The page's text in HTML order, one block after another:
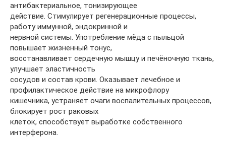
антибактериальное, тонизирующее
действие. Стимулирует регенерационные процессы,
работу иммунной, эндокринной и
нервной системы. Употребление мёда с пыльцой
повышает жизненный тонус,
восстанавливает сердечную мышцу и печёночную ткань,
улучшает эластичность
сосудов и состав крови. Оказывает лечебное и
профилактическое действие на микрофлору
кишечника, устраняет очаги воспалительных процессов,
блокирует рост раковых
клеток, способствует выработке собственного
интерферона.